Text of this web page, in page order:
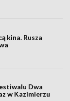
kina. Rusza
Dwa
w Kazimierzu